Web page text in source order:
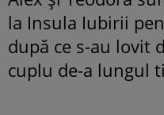
la Insula Iubirii
după ce s-au lovit
cuplu de-a lungul